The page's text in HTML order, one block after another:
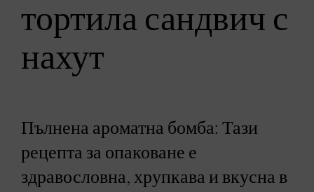
тортила сандвич с
нахут
Пълнена ароматна бомба: Тази
рецепта за опаковане е
здравословна, хрупкава и вкусна в